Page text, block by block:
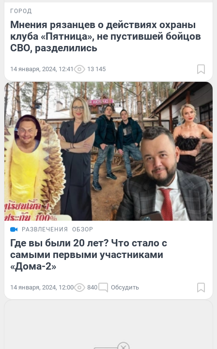
ГОРОД
Мнения рязанцев о действиях охраны
клуба «Пятница», не пустившей бойцов
СВО, разделились
14 января, 2024, 12:41 13 145
РАЗВЛЕЧЕНИЯ ОБЗОР
Где вы были 20 лет? Что стало с
самыми первыми участниками
«Дома-2»
14 января, 2024, 12:00 840 Обсудить